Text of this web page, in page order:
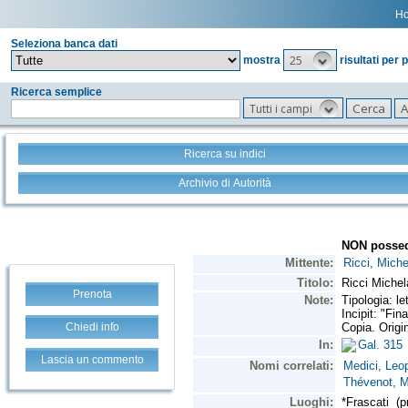
Seleziona banca dati
mostra
25 risultati per
Ricerca semplice
Tutti i campi
Ricerca su indici
Archivio di Autorità
Prenota
Chiedi info
Lascia un commento